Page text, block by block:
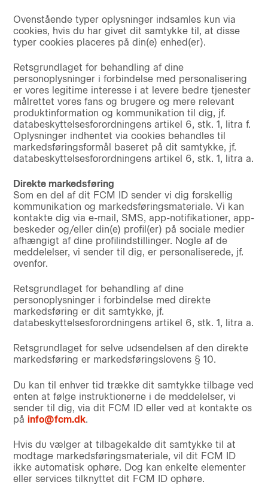
Ovenstående typer oplysninger indsamles kun via
cookies, hvis du har givet dit samtykke til, at disse
typer cookies placeres på din(e) enhed(er).
Retsgrundlaget for behandling af dine
personoplysninger i forbindelse med personalisering
er vores legitime interesse i at levere bedre tjenester
målrettet vores fans og brugere og mere relevant
produktinformation og kommunikation til dig, jf.
databeskyttelsesforordningens artikel 6, stk. 1, litra f.
Oplysninger indhentet via cookies behandles til
markedsføringsformål baseret på dit samtykke, jf.
databeskyttelsesforordningens artikel 6, stk. 1, litra a.
Direkte markedsføring
Som en del af dit FCM ID sender vi dig forskellig
kommunikation og markedsføringsmateriale. Vi kan
kontakte dig via e-mail, SMS, app-notifikationer, app-
beskeder og/eller din(e) profil(er) på sociale medier
afhængigt af dine profilindstillinger. Nogle af de
meddelelser, vi sender til dig, er personaliserede, jf.
ovenfor.
Retsgrundlaget for behandling af dine
personoplysninger i forbindelse med direkte
markedsføring er dit samtykke, jf.
databeskyttelsesforordningens artikel 6, stk. 1, litra a.
Retsgrundlaget for selve udsendelsen af den direkte
markedsføring er markedsføringslovens § 10.
Du kan til enhver tid trække dit samtykke tilbage ved
enten at følge instruktionerne i de meddelelser, vi
sender til dig, via dit FCM ID eller ved at kontakte os
på info@fcm.dk.
Hvis du vælger at tilbagekalde dit samtykke til at
modtage markedsføringsmateriale, vil dit FCM ID
ikke automatisk ophøre. Dog kan enkelte elementer
eller services tilknyttet dit FCM ID ophøre.